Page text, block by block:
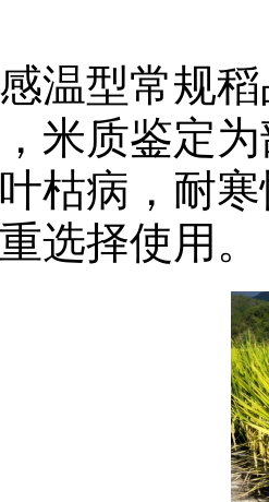
感温型常规
米质鉴定
枯病，耐
选择使用。